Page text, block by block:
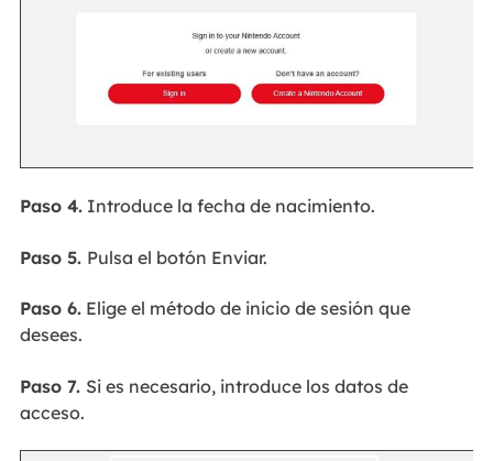
Paso 4.Introduce la fecha de nacimiento.
Paso 5. Pulsa el botón Enviar.
Paso 6.Elige el método de inicio de sesión que
desees.
Paso 7. Si es necesario, introduce los datos de
acceso.